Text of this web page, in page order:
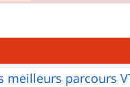
meilleurs parcours